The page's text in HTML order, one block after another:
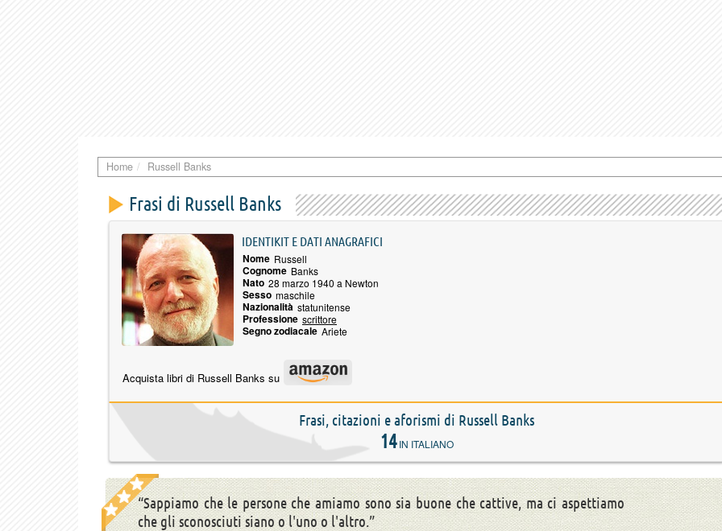
Home Russell Banks
Frasi di Russell Banks
IDENTIKIT E DATI ANAGRAFICI
Nome Russell
Cognome Banks
Nato 28 marzo 1940 a Newton
Sesso maschile
Nazionalità statunitense
Professione scrittore
Segno zodiacale Ariete
Acquista libri di Russell Banks su
Frasi, citazioni e aforismi di Russell Banks
14IN ITALIANO
“Sappiamo che le persone che amiamo sono sia buone che cattive, ma ci aspettiamo
che gli sconosciuti siano o l'uno o l'altro.”